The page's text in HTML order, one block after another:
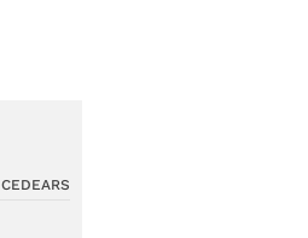
CEDEARS